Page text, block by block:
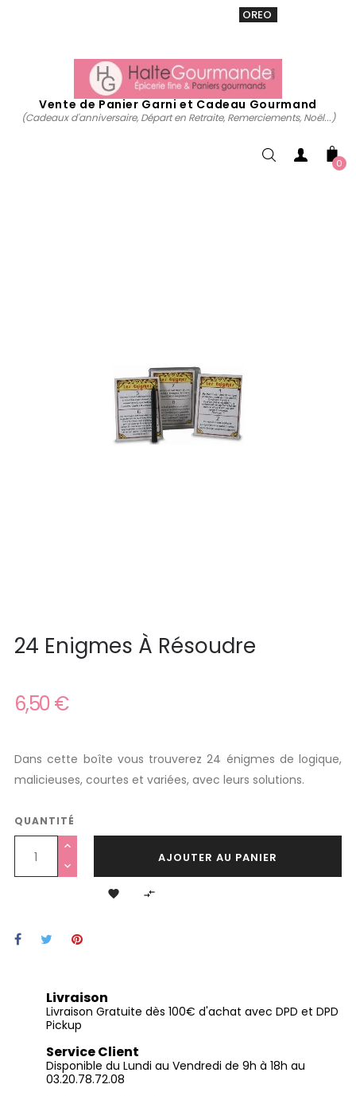
OREO
Vente de Panier Garni et Cadeau Gourmand
(Cadeaux d'anniversaire, Départ en Retraite, Remerciements, Noël...)
0
24 Enigmes À Résoudre
6,50 €
Dans cette boîte vous trouverez 24 énigmes de logique,
malicieuses, courtes et variées, avec leurs solutions.
QUANTITÉ
AJOUTER AU PANIER
 
Livraison
Livraison Gratuite dès 100€ d'achat avec DPD et DPD
Pickup
Service Client
Disponible du Lundi au Vendredi de 9h à 18h au
03.20.78.72.08